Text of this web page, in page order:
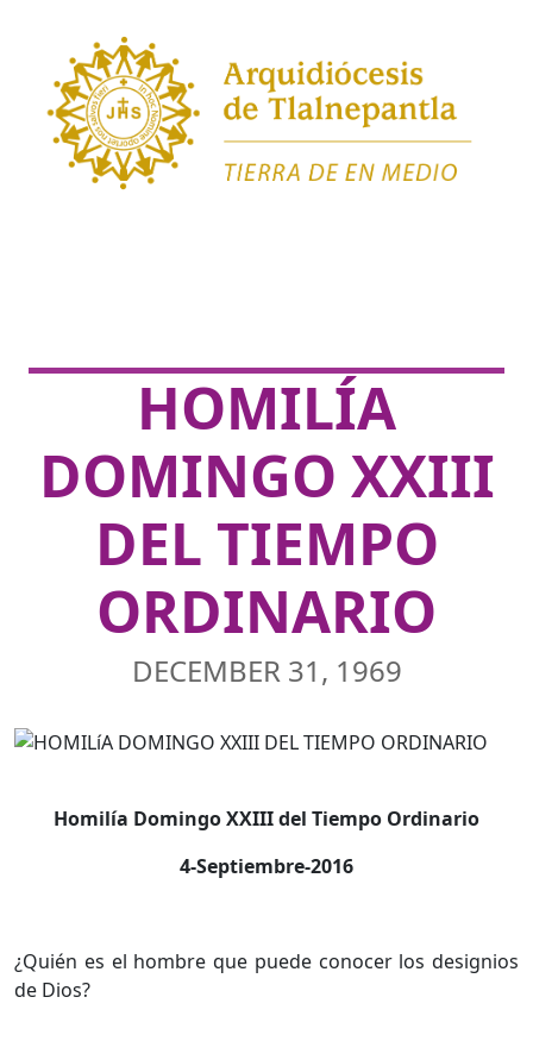
HOMILÍA
DOMINGO XXIII
DEL TIEMPO
ORDINARIO
DECEMBER 31, 1969
Homilía Domingo XXIII del Tiempo Ordinario
4-Septiembre-2016
¿Quién es el hombre que puede conocer los designios
de Dios?